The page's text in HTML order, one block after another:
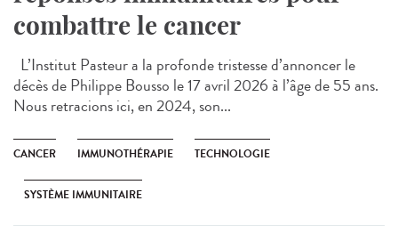
combattre le cancer
L’Institut Pasteur a la profonde tristesse d’annoncer le
décès de Philippe Bousso le 17 avril 2026 à l’âge de 55 ans.
Nous retracions ici, en 2024, son...
CANCER IMMUNOTHÉRAPIE TECHNOLOGIE
SYSTÈME IMMUNITAIRE